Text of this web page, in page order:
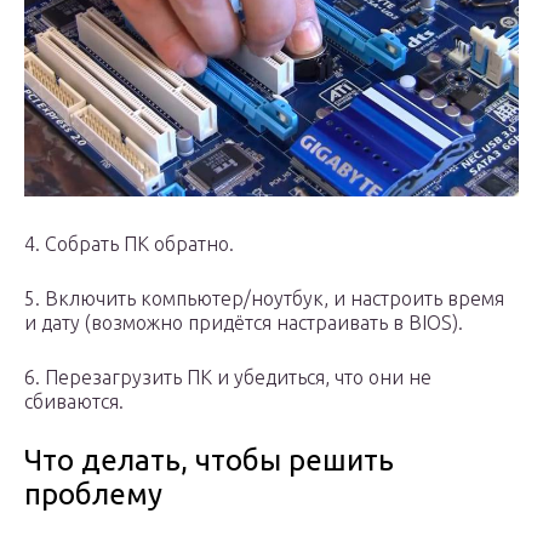
4. Собрать ПК обратно.
5. Включить компьютер/ноутбук, и настроить время
и дату (возможно придётся настраивать в BIOS).
6. Перезагрузить ПК и убедиться, что они не
сбиваются.
Что делать, чтобы решить
проблему